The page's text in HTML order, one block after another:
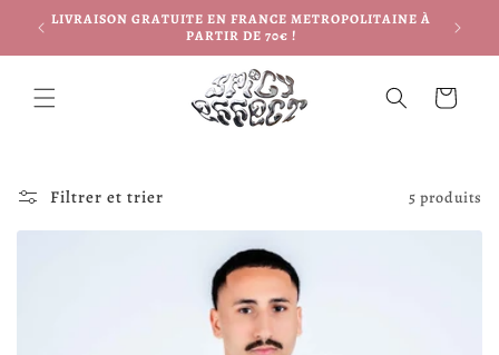
passer
LIVRAISON GRATUITE EN FRANCE METROPOLITAINE À
PARTIR DE 70€ !
Panier
Filtrer et trier 5 produits